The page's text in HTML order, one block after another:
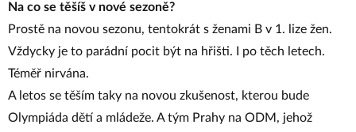
Na co se těšíš v nové sezoně?
Prostě na novou sezonu, tentokrát s ženami B v 1. lize žen.
Vždycky je to parádní pocit být na hřišti. I po těch letech.
Téměř nirvána.
A letos se těším taky na novou zkušenost, kterou bude
Olympiáda dětí a mládeže. A tým Prahy na ODM, jehož